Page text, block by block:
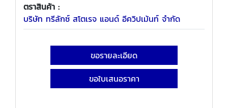
ตราสินค้า :
บริษัท ทรีลักซ์ สโตเรจ แอนด์ อีควิปเม้นท์ จำกัด
ขอรายละเอียด
ขอใบเสนอราคา